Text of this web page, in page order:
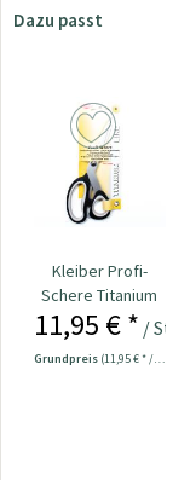
Dazu passt
Kleiber Profi-
Schere Titanium
Line 20,5 cm Nr....
11,95 € * / Stück
Grundpreis (11,95 € * / 1 Stück)